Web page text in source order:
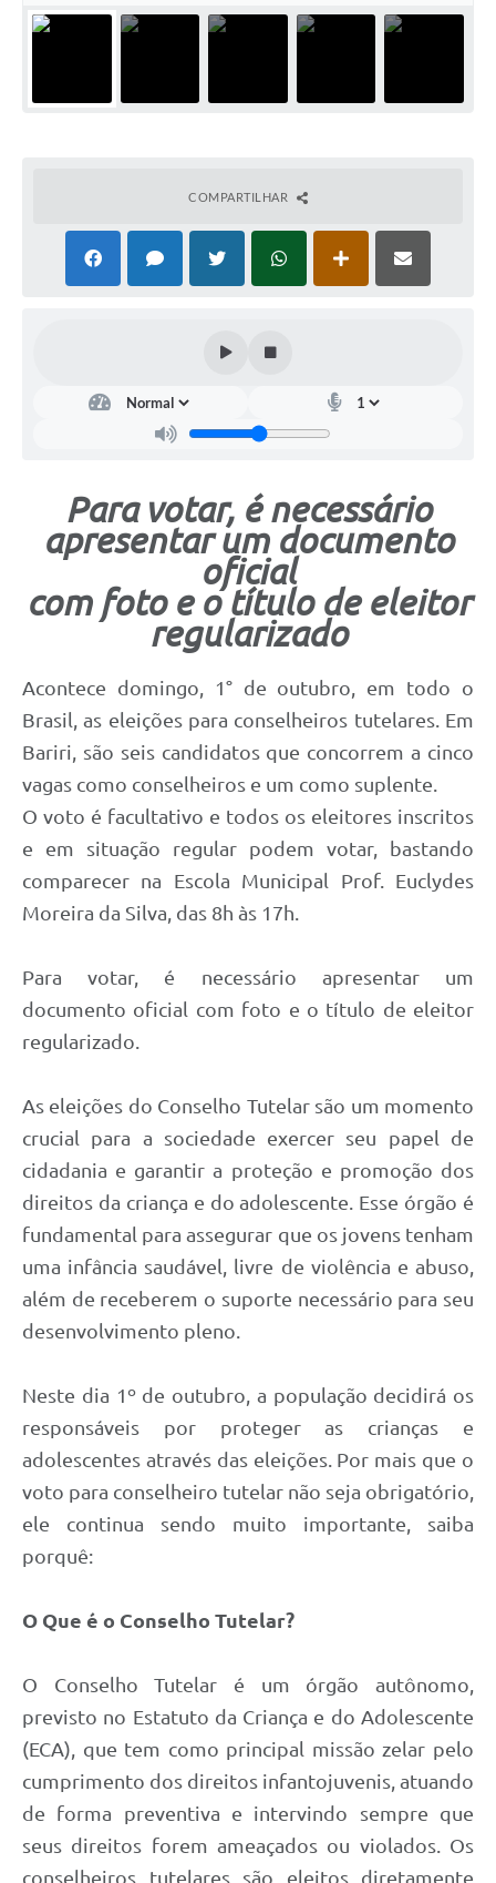
COMPARTILHAR
Para votar, é necessário
apresentar um documento
oficial
com foto e o título de eleitor
regularizado
Acontece domingo, 1° de outubro, em todo o
Brasil, as eleições para conselheiros tutelares. Em
Bariri, são seis candidatos que concorrem a cinco
vagas como conselheiros e um como suplente.
O voto é facultativo e todos os eleitores inscritos
e em situação regular podem votar, bastando
comparecer na Escola Municipal Prof. Euclydes
Moreira da Silva, das 8h às 17h.
Para votar, é necessário apresentar um
documento oficial com foto e o título de eleitor
regularizado.
As eleições do Conselho Tutelar são um momento
crucial para a sociedade exercer seu papel de
cidadania e garantir a proteção e promoção dos
direitos da criança e do adolescente. Esse órgão é
fundamental para assegurar que os jovens tenham
uma infância saudável, livre de violência e abuso,
além de receberem o suporte necessário para seu
desenvolvimento pleno.
Neste dia 1º de outubro, a população decidirá os
responsáveis por proteger as crianças e
adolescentes através das eleições. Por mais que o
voto para conselheiro tutelar não seja obrigatório,
ele continua sendo muito importante, saiba
porquê:
O Que é o Conselho Tutelar?
O Conselho Tutelar é um órgão autônomo,
previsto no Estatuto da Criança e do Adolescente
(ECA), que tem como principal missão zelar pelo
cumprimento dos direitos infantojuvenis, atuando
de forma preventiva e intervindo sempre que
seus direitos forem ameaçados ou violados. Os
conselheiros tutelares são eleitos diretamente